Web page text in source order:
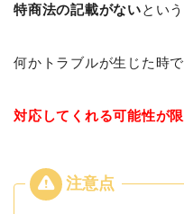
特商法の記載がないとい
何かトラブルが生じた時
対応してくれる可能性が